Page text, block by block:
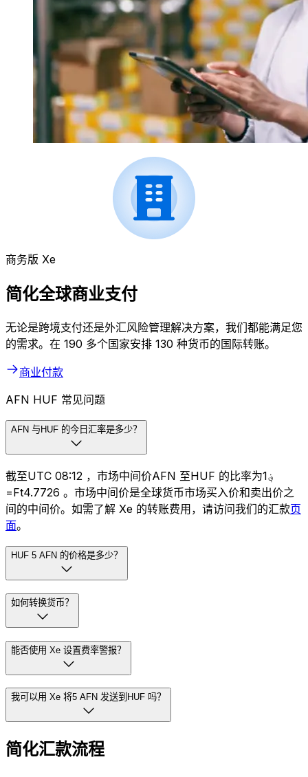
商务版 Xe
简化全球商业支付
无论是跨境支付还是外汇风险管理解决方案，我们都能满足您
的需求。在 190 多个国家安排 130 种货币的国际转账。
商业付款
AFN HUF 常见问题
AFN 与HUF 的今日汇率是多少？
截至UTC 08:12 ，市场中间价AFN 至HUF 的比率为؋1
=Ft4.7726 。市场中间价是全球货币市场买入价和卖出价之
间的中间价。如需了解 Xe 的转账费用，请访问我们的汇款页
面。
HUF 5 AFN 的价格是多少？
如何转换货币？
能否使用 Xe 设置费率警报？
我可以用 Xe 将5 AFN 发送到HUF 吗？
简化汇款流程